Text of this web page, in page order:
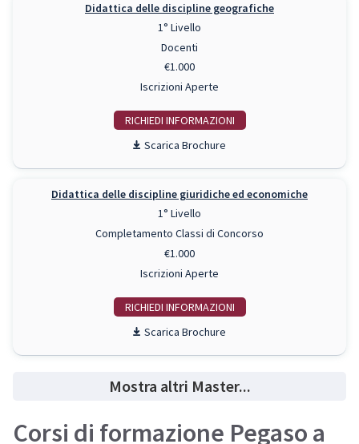
Didattica delle discipline geografiche
1° Livello
Docenti
€1.000
Iscrizioni Aperte
RICHIEDI INFO
Scarica Brochure
Didattica delle discipline giuridiche ed economiche
1° Livello
Completamento Classi di Concorso
€1.000
Iscrizioni Aperte
RICHIEDI INFO
Scarica Brochure
Mostra altri Master...
Corsi di formazione Pegaso a